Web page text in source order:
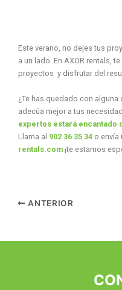
Este verano, no dejes tus
a un lado. En AXOR rentals,
proyectos y disfrutar del
¿Te has quedado con
adecúa mejor a tus
expertos estará encantado
Llama al 902 36 35 34o envía
rentals.com¡te estamos
ANTERIOR